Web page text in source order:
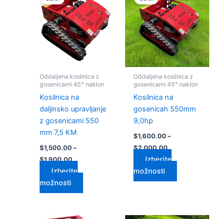
Oddaljena kosilnica z
gosenicami 45° naklon
Kosilnica na
daljinsko upravljanje
z gosenicami 550
mm 7,5 KM
$1,500.00 –
$1,900.00
od
$1,500.00
do
$1,900.00
Izberite
možnosti
ima
več
različic.
Možnosti
lahko
na
izdelka
Oddaljena kosilnica z
gosenicami 45° naklon
Kosilnica na
gosenicah 550mm
9,0hp
$1,600.00 –
$2,000.00
od
$1,600.00
do
$2,000.00
Izberite
možnosti
ima
več
različic.
Možnosti
lahko
na
izdelka